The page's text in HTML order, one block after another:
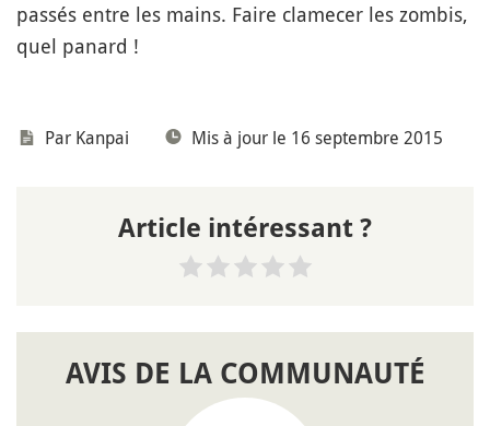
passés entre les mains. Faire clamecer les zombis,
quel panard !
Par Kanpai Mis à jour le 16 septembre 2015
Article intéressant ?
AVIS DE LA COMMUNAUTÉ